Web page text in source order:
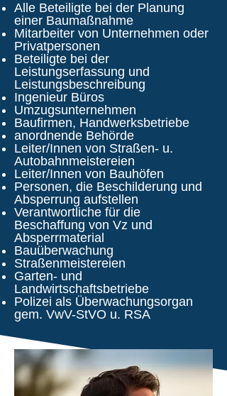
Alle Beteiligte bei der Planung
einer Baumaßnahme
Mitarbeiter von Unternehmen oder
Privatpersonen
Beteiligte bei der
Leistungserfassung und
Leistungsbeschreibung
Ingenieur Büros
Umzugsunternehmen
Baufirmen, Handwerksbetriebe
anordnende Behörde
Leiter/Innen von Straßen- u.
Autobahnmeistereien
Leiter/Innen von Bauhöfen
Personen, die Beschilderung und
Absperrung aufstellen
Verantwortliche für die
Beschaffung von Vz und
Absperrmaterial
Bauüberwachung
Straßenmeistereien
Garten- und
Landwirtschaftsbetriebe
Polizei als Überwachungsorgan
gem. VwV-StVO u. RSA